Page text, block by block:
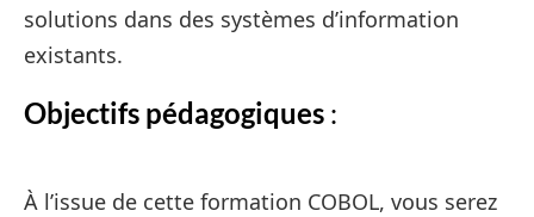
solutions dans des systèmes d’information
existants.
Objectifs pédagogiques :
À l’issue de cette formation COBOL, vous serez